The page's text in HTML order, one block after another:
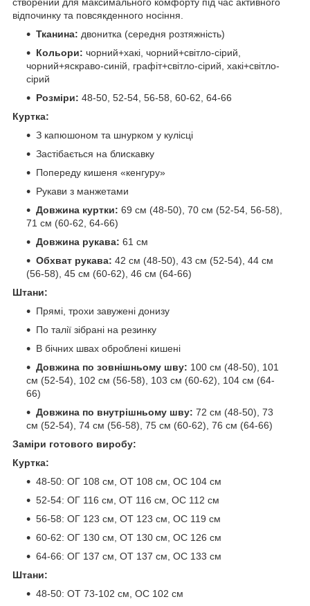
створений для максимального комфорту під час активного
відпочинку та повсякденного носіння.
Тканина: двонитка (середня розтяжність)
Кольори: чорний+хакі, чорний+світло-сірий,
чорний+яскраво-синій, графіт+світло-сірий, хакі+світло-
сірий
Розміри: 48-50, 52-54, 56-58, 60-62, 64-66
Куртка:
З капюшоном та шнурком у кулісці
Застібається на блискавку
Попереду кишеня «кенгуру»
Рукави з манжетами
Довжина куртки: 69 см (48-50), 70 см (52-54, 56-58),
71 см (60-62, 64-66)
Довжина рукава: 61 см
Обхват рукава: 42 см (48-50), 43 см (52-54), 44 см
(56-58), 45 см (60-62), 46 см (64-66)
Штани:
Прямі, трохи завужені донизу
По талії зібрані на резинку
В бічних швах оброблені кишені
Довжина по зовнішньому шву: 100 см (48-50), 101
см (52-54), 102 см (56-58), 103 см (60-62), 104 см (64-
66)
Довжина по внутрішньому шву: 72 см (48-50), 73
см (52-54), 74 см (56-58), 75 см (60-62), 76 см (64-66)
Заміри готового виробу:
Куртка:
48-50: ОГ 108 см, ОТ 108 см, ОС 104 см
52-54: ОГ 116 см, ОТ 116 см, ОС 112 см
56-58: ОГ 123 см, ОТ 123 см, ОС 119 см
60-62: ОГ 130 см, ОТ 130 см, ОС 126 см
64-66: ОГ 137 см, ОТ 137 см, ОС 133 см
Штани:
48-50: ОТ 73-102 см, ОС 102 см